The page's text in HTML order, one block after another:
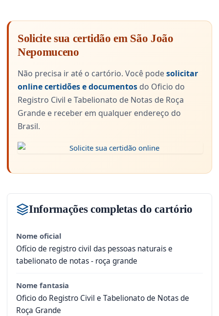
Solicite sua certidão em São João
Nepomuceno
Não precisa ir até o cartório. Você podesolicitar
online certidões e documentos do Oficio do
Registro Civil e Tabelionato de Notas de Roça
Grande e receber em qualquer endereço do
Brasil.
Informações completas do cartório
Nome oficial
Ofício de registro civil das pessoas naturais e
tabelionato de notas - roça grande
Nome fantasia
Oficio do Registro Civil e Tabelionato de Notas de
Roça Grande